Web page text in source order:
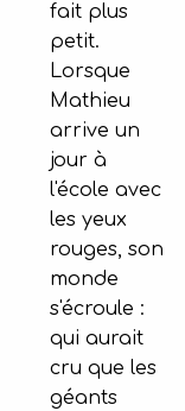
fait plus
petit.
Lorsque
Mathieu
arrive un
jour à
l'école avec
les yeux
rouges, son
monde
s'écroule :
qui aurait
cru que les
géants